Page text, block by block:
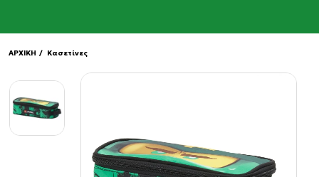
ΑΡΧΙΚΗ / Κασετίνες